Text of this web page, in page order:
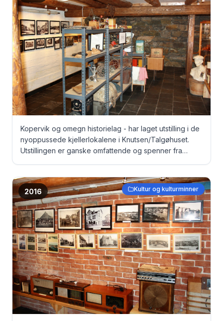
Kopervik og omegn historielag - har laget utstilling i de
nyoppussede kjellerlokalene i Knutsen/Talgøhuset.
Utstillingen er ganske omfattende og spenner fra
2016 Kultur og kulturminner